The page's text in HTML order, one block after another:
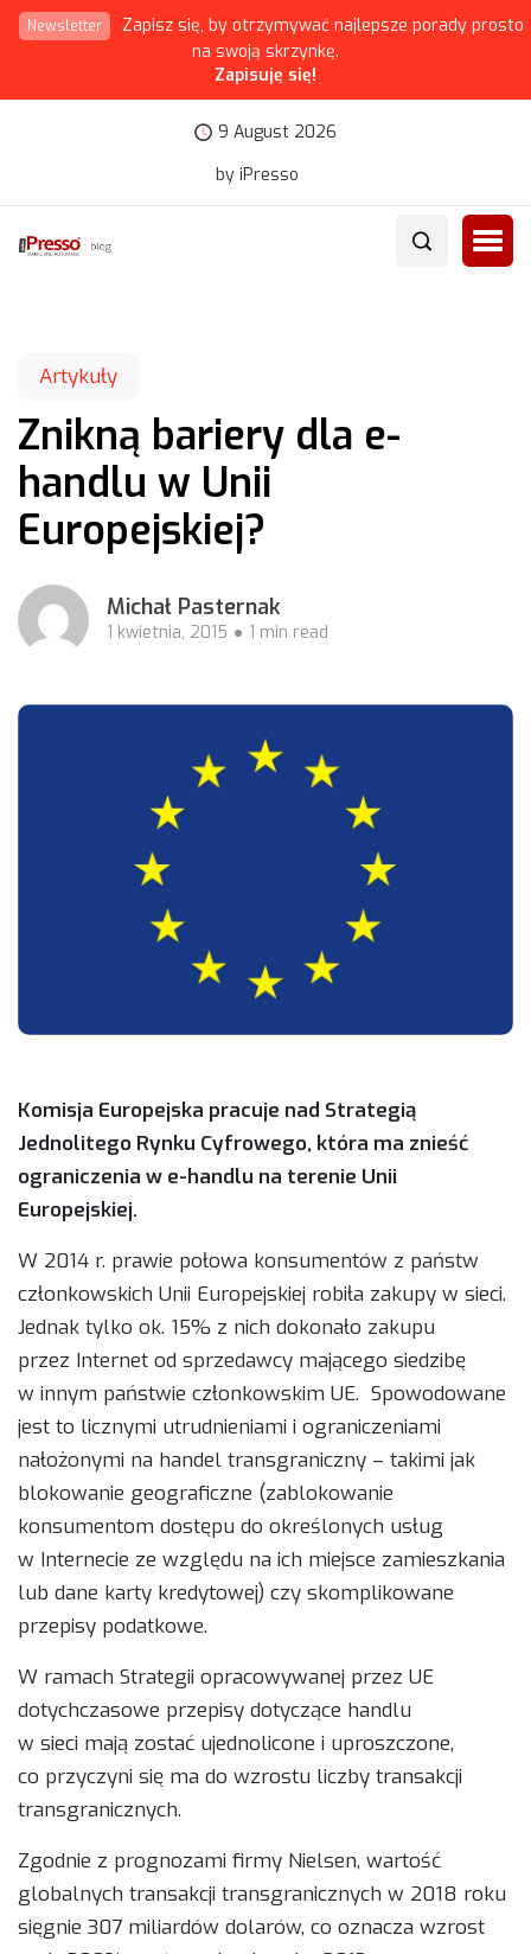
Newsletter
Zapisz się, by otrzymywać najlepsze porady prosto
na swoją skrzynkę.
Zapisuję się!
9 August 2026
by iPresso
Artykuły
Znikną bariery dla e-
handlu w Unii
Europejskiej?
Michał Pasternak
1 kwietnia, 2015 1 min read
Komisja Europejska pracuje nad Strategią
Jednolitego Rynku Cyfrowego, która ma znieść
ograniczenia w e-handlu na terenie Unii
Europejskiej.
W 2014 r. prawie połowa konsumentów z państw
członkowskich Unii Europejskiej robiła zakupy w sieci.
Jednak tylko ok. 15% z nich dokonało zakupu
przez Internet od sprzedawcy mającego siedzibę
w innym państwie członkowskim UE. Spowodowane
jest to licznymi utrudnieniami i ograniczeniami
nałożonymi na handel transgraniczny – takimi jak
blokowanie geograficzne (zablokowanie
konsumentom dostępu do określonych usług
w Internecie ze względu na ich miejsce zamieszkania
lub dane karty kredytowej) czy skomplikowane
przepisy podatkowe.
W ramach Strategii opracowywanej przez UE
dotychczasowe przepisy dotyczące handlu
w sieci mają zostać ujednolicone i uproszczone,
co przyczyni się ma do wzrostu liczby transakcji
transgranicznych.
Zgodnie z prognozami firmy Nielsen, wartość
globalnych transakcji transgranicznych w 2018 roku
sięgnie 307 miliardów dolarów, co oznacza wzrost